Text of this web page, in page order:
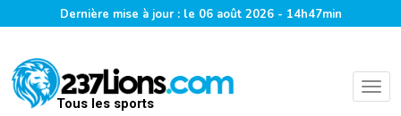
Dernière mise à jour : le 06 août 2026 - 14h47min
Tous les sports